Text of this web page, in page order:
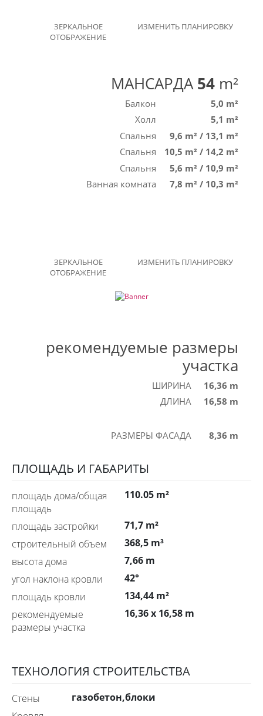
ЗЕРКАЛЬНОЕ
ОТОБРАЖЕНИЕ
ИЗМЕНИТЬ ПЛАНИРОВКУ
МАНСАРДА54 m²
Балкон
5,0 m²
Холл
5,1 m²
Спальня
9,6 m² / 13,1 m²
Спальня
10,5 m² / 14,2 m²
Спальня
5,6 m² / 10,9 m²
Ванная комната
7,8 m² / 10,3 m²
ЗЕРКАЛЬНОЕ
ОТОБРАЖЕНИЕ
ИЗМЕНИТЬ ПЛАНИРОВКУ
рекомендуемые размеры
участка
ШИРИНА
16,36 m
ДЛИНА
16,58 m
РАЗМЕРЫ ФАСАДА 8,36 m
ПЛОЩАДЬ И ГАБАРИТЫ
площадь дома/общая
площадь
110.05 m²
площадь застройки
71,7 m²
строительный объем
368,5 m³
высота дома
7,66 m
угол наклона кровли
42°
площадь кровли
134,44 m²
рекомендуемые
размеры участка
16,36 x 16,58 m
ТЕХНОЛОГИЯ СТРОИТЕЛЬСТВА
стены
газобетон,блоки